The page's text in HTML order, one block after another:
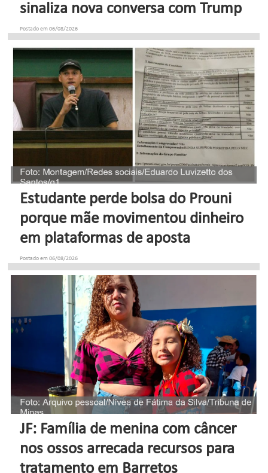
sinaliza nova conversa com Trump
Postado em 06/08/2026
Estudante perde bolsa do Prouni
porque mãe movimentou dinheiro
em plataformas de aposta
Postado em 06/08/2026
JF: Família de menina com câncer
nos ossos arrecada recursos para
tratamento em Barretos